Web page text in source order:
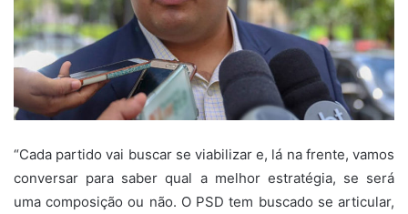
“Cada partido vai buscar se viabilizar e, lá na frente, vamos
conversar para saber qual a melhor estratégia, se será
uma composição ou não. O PSD tem buscado se articular,